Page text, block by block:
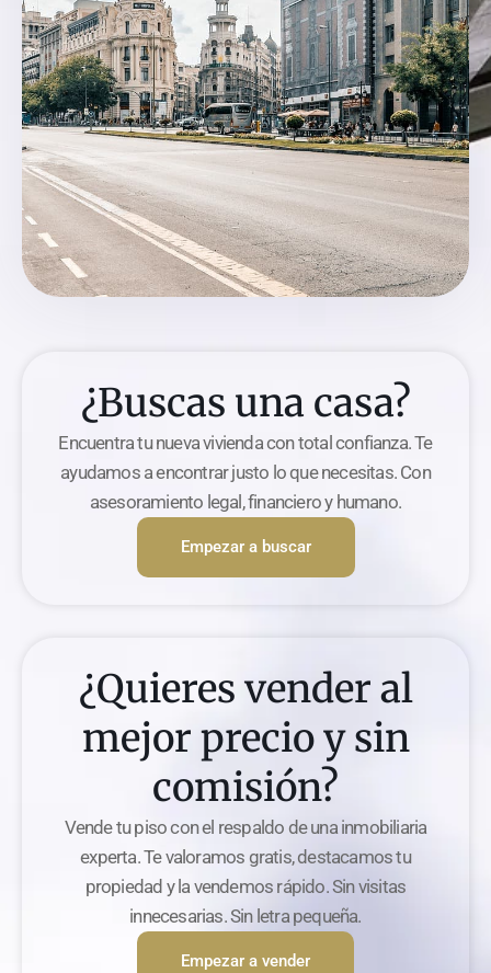
¿Buscas una casa?
Encuentra tu nueva vivienda con total confianza. Te
ayudamos a encontrar justo lo que necesitas. Con
asesoramiento legal, financiero y humano.
Empezar a buscar
¿Quieres vender al
mejor precio y sin
comisión?
Vende tu piso con el respaldo de una inmobiliaria
experta. Te valoramos gratis, destacamos tu
propiedad y la vendemos rápido. Sin visitas
innecesarias. Sin letra pequeña.
Empezar a vender